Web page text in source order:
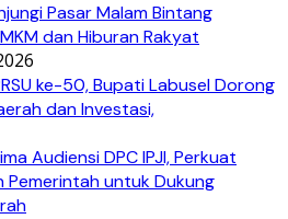
Pasar Malam Bintang
dan Hiburan Rakyat
ke-50, Bupati Labusel Dorong
dan Investasi,
Audiensi DPC IPJI, Perkuat
Pemerintah untuk Dukung